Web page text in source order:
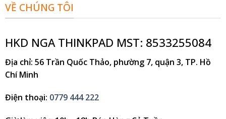
VỀ CHÚNG TÔI
HKD NGA THINKPAD MST: 8533255084
Địa chỉ: 56 Trần Quốc Thảo, phường 7, quận 3, TP. Hồ
Chí Minh
Điện thoại: 0779 444 222